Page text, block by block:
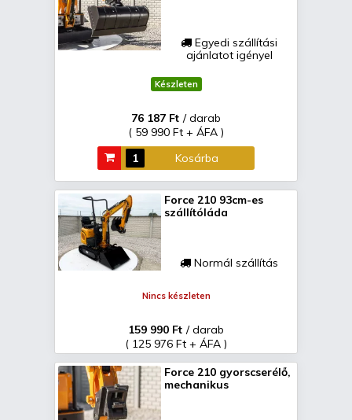
Egyedi szállítási
ajánlatot igényel
Készleten
76 187 Ft / darab
( 59 990 Ft + ÁFA )
Kosárba
Force 210 93cm-es
szállítóláda
Normál szállítás
Nincs készleten
159 990 Ft / darab
( 125 976 Ft + ÁFA )
Force 210 gyorscserélő,
mechanikus